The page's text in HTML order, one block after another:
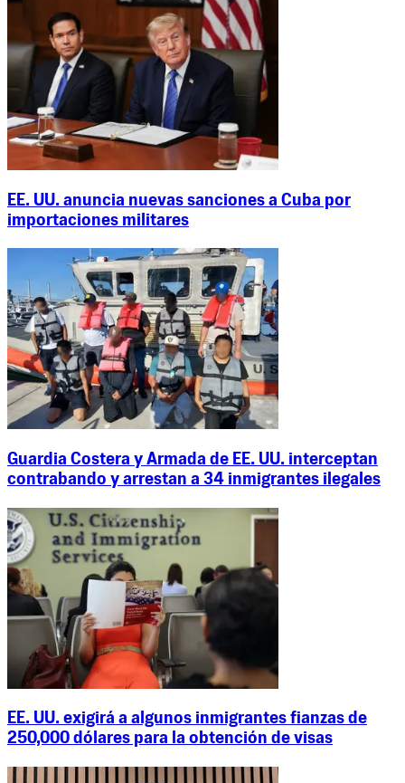
EE. UU. anuncia nuevas sanciones a Cuba por
importaciones militares
Guardia Costera y Armada de EE. UU. interceptan
contrabando y arrestan a 34 inmigrantes ilegales
EE. UU. exigirá a algunos inmigrantes fianzas de
250,000 dólares para la obtención de visas